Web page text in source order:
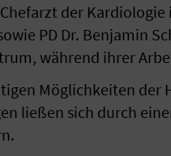
der
PD Dr. Benjamin
während ihrer
Möglichkeiten der
ließen sich durch